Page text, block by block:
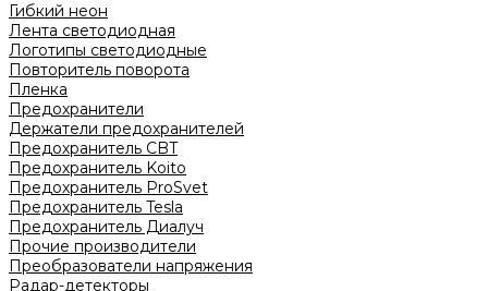
Гибкий неон
Лента светодиодная
Логотипы светодиодные
Повторитель поворота
Пленка
Предохранители
Держатели предохранителей
Предохранитель CBT
Предохранитель Koito
Предохранитель ProSvet
Предохранитель Tesla
Предохранитель Диалуч
Прочие производители
Преобразователи напряжения
Радар-детекторы